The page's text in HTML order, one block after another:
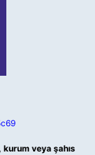
veya şahıs